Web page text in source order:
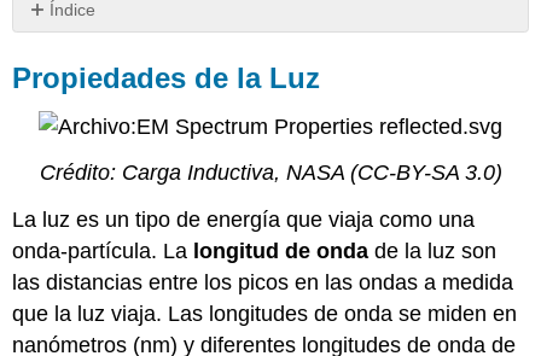
Índice
la
Luz
Espectrofotometría
Ley
la
Cerveza
Propiedades de la Luz
Crédito: Carga Inductiva, NASA (CC-BY-SA 3.0)
La luz es un tipo de energía que viaja como una
onda-partícula. La longitud de onda de la luz son
las distancias entre los picos en las ondas a medida
que la luz viaja. Las longitudes de onda se miden en
nanómetros (nm) y diferentes longitudes de onda de